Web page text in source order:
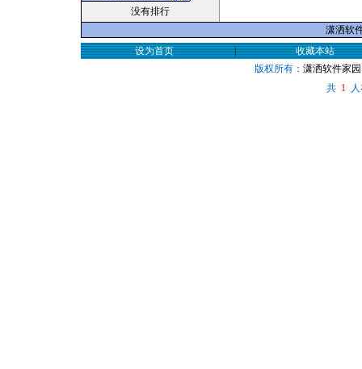
没有排行
潇洒软
设为首页
|
收藏本站
版权所有： 潇洒软件家园
共